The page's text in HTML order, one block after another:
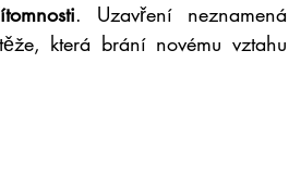
. Uzavření neznamená
která brání novému vztahu